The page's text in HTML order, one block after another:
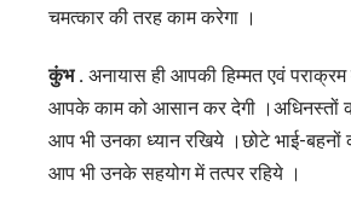
चमत्कार की तरह काम करेगा ।
कुंभ . अनायास ही आपकी हिम्मत एवं पराक्रम
आपके काम को आसान कर देगी ।अधिनस्तों
आप भी उनका ध्यान रखिये ।छोटे भाई-बहनों
आप भी उनके सहयोग में तत्पर रहिये ।